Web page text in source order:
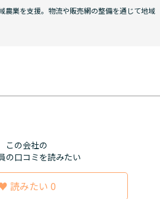
農業を支援。物流や販売網の整備を通じて地域
この会社の
の口コミを読みたい
読みたい 0